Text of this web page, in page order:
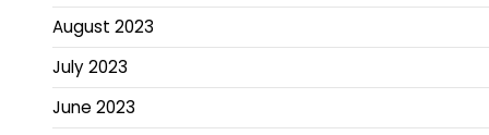
August 2023
July 2023
June 2023